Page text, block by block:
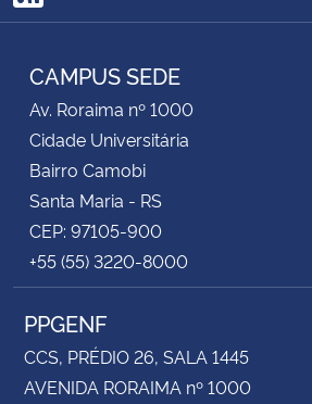
RSS
CAMPUS SEDE
Av. Roraima nº 1000
Cidade Universitária
Bairro Camobi
Santa Maria - RS
CEP: 97105-900
+55 (55) 3220-8000
PPGENF
CCS, PRÉDIO 26, SALA 1445
AVENIDA RORAIMA nº 1000